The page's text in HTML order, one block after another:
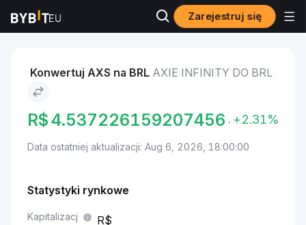
Zarejestruj się
Rynki Cena Axie Infinity AXS Axie Infinity to BRL
Konwertuj AXS na BRL AXIE INFINITY DO BRL
R$4.537226159207456 +2.31%
Data ostatniej aktualizacji: Aug 6, 2026, 18:00:00
Statystyki rynkowe
Kapitalizacj